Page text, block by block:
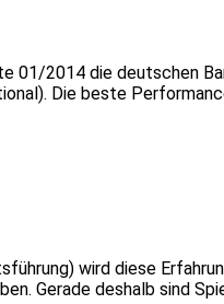
01/2014 die deutschen
Die beste
wird diese
Gerade deshalb sind